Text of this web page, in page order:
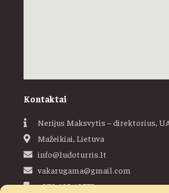
Kontaktai
Nerijus Maksvytis – direktorius,
Mažeikiai, Lietuva
info@ludoturris.lt
vakarugama@gmail.com
+370 685 40773